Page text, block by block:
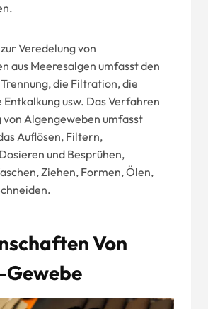
Veredelung von
aus Meeresalgen umfasst den
die Filtration, die
Entkalkung usw. Das Verfahren
von Algengeweben umfasst
Auflösen, Filtern,
und Besprühen,
Ziehen, Formen, Ölen,
Von
Gewebe